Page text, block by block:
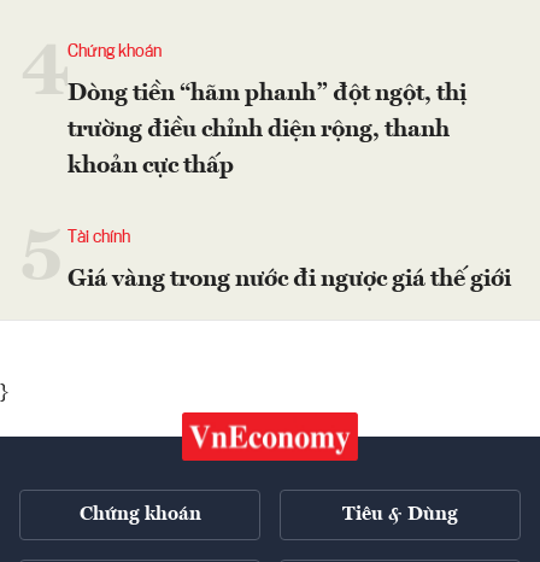
4Chứng khoán
Dòng tiền “hãm phanh” đột ngột, thị
trường điều chỉnh diện rộng, thanh
khoản cực thấp
Tài chính
Giá vàng trong nước đi ngược giá thế giới
}
Chứng khoán Tiêu & Dùng